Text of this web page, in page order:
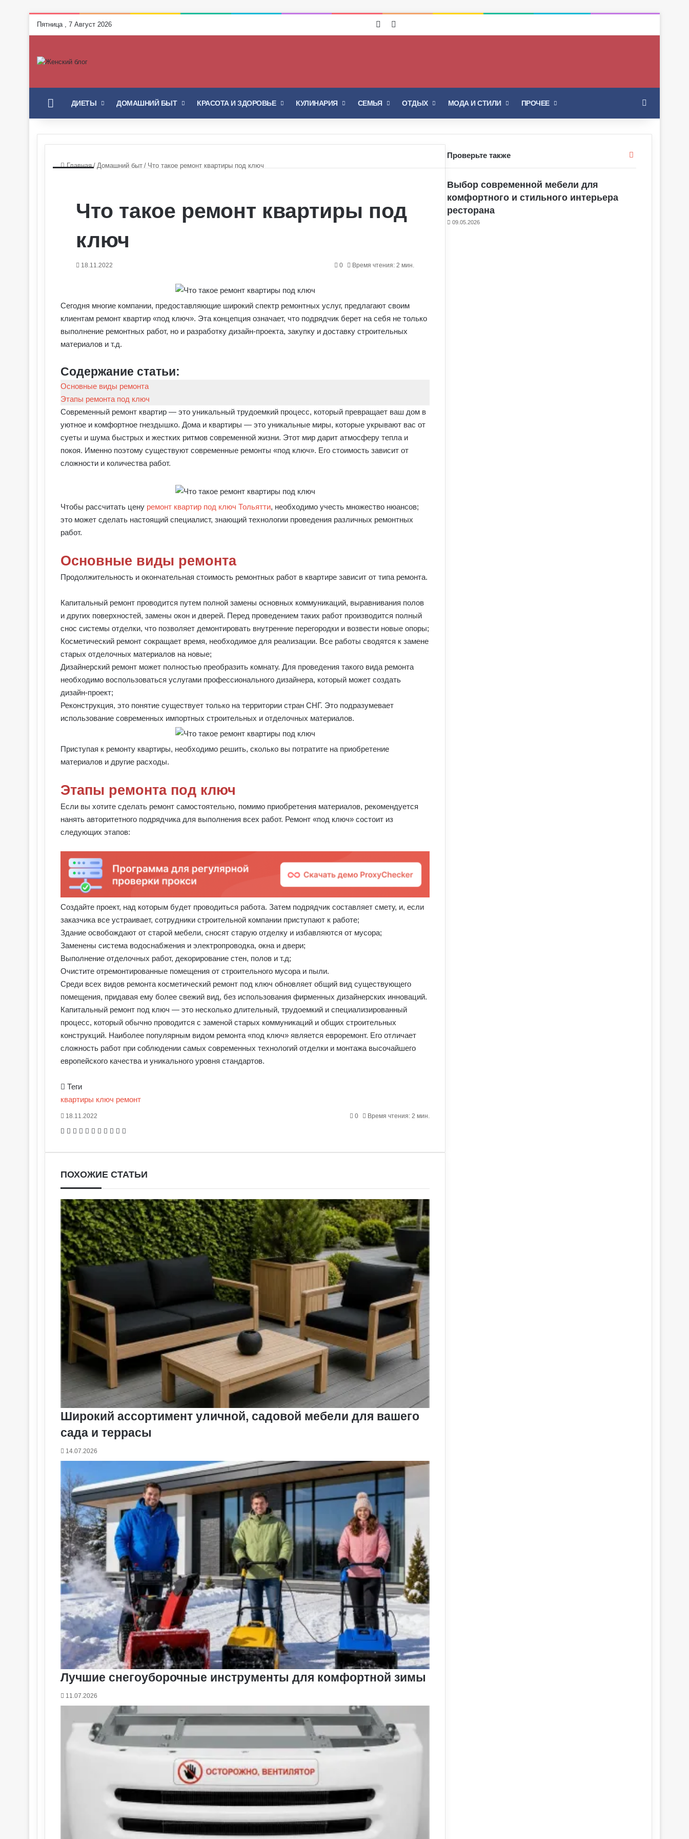
Пятница , 7 Август 2026 Войти
ГЛАВНАЯ
ДИЕТЫ ДОМАШНИЙ БЫТ КРАСОТА И ЗДОРОВЬЕ КУЛИНАРИЯ СЕМЬЯ ОТДЫХ МОДА И СТИЛИ ПРОЧЕЕ
Главная / Домашний быт / Что такое ремонт квартиры под ключ
Что такое ремонт квартиры под
ключ
18.11.2022 0 Время чтения: 2 мин.
Сегодня многие компании, предоставляющие широкий спектр ремонтных услуг, предлагают своим
клиентам ремонт квартир «под ключ». Эта концепция означает, что подрядчик берет на себя не только
выполнение ремонтных работ, но и разработку дизайн-проекта, закупку и доставку строительных
материалов и т.д.
Содержание статьи:
Основные виды ремонта
Этапы ремонта под ключ
Современный ремонт квартир — это уникальный трудоемкий процесс, который превращает ваш дом в
уютное и комфортное гнездышко. Дома и квартиры — это уникальные миры, которые укрывают вас от
суеты и шума быстрых и жестких ритмов современной жизни. Этот мир дарит атмосферу тепла и
покоя. Именно поэтому существуют современные ремонты «под ключ». Его стоимость зависит от
сложности и количества работ.
Чтобы рассчитать цену ремонт квартир под ключ Тольятти, необходимо учесть множество нюансов;
это может сделать настоящий специалист, знающий технологии проведения различных ремонтных
работ.
Основные виды ремонта
Продолжительность и окончательная стоимость ремонтных работ в квартире зависит от типа ремонта.
Капитальный ремонт проводится путем полной замены основных коммуникаций, выравнивания полов
и других поверхностей, замены окон и дверей. Перед проведением таких работ производится полный
снос системы отделки, что позволяет демонтировать внутренние перегородки и возвести новые опоры;
Косметический ремонт сокращает время, необходимое для реализации. Все работы сводятся к замене
старых отделочных материалов на новые;
Дизайнерский ремонт может полностью преобразить комнату. Для проведения такого вида ремонта
необходимо воспользоваться услугами профессионального дизайнера, который может создать
дизайн-проект;
Реконструкция, это понятие существует только на территории стран СНГ. Это подразумевает
использование современных импортных строительных и отделочных материалов.
Приступая к ремонту квартиры, необходимо решить, сколько вы потратите на приобретение
материалов и другие расходы.
Этапы ремонта под ключ
Если вы хотите сделать ремонт самостоятельно, помимо приобретения материалов, рекомендуется
нанять авторитетного подрядчика для выполнения всех работ. Ремонт «под ключ» состоит из
следующих этапов:
Создайте проект, над которым будет проводиться работа. Затем подрядчик составляет смету, и, если
заказчика все устраивает, сотрудники строительной компании приступают к работе;
Здание освобождают от старой мебели, сносят старую отделку и избавляются от мусора;
Заменены система водоснабжения и электропроводка, окна и двери;
Выполнение отделочных работ, декорирование стен, полов и т.д;
Очистите отремонтированные помещения от строительного мусора и пыли.
Среди всех видов ремонта косметический ремонт под ключ обновляет общий вид существующего
помещения, придавая ему более свежий вид, без использования фирменных дизайнерских инноваций.
Капитальный ремонт под ключ — это несколько длительный, трудоемкий и специализированный
процесс, который обычно проводится с заменой старых коммуникаций и общих строительных
конструкций. Наиболее популярным видом ремонта «под ключ» является евроремонт. Его отличает
сложность работ при соблюдении самых современных технологий отделки и монтажа высочайшего
европейского качества и уникального уровня стандартов.
Теги
квартиры ключ ремонт
18.11.2022 0 Время чтения: 2 мин.
Facebook
X Pinterest
Вконтакте
Одноклассники
Messenger
Messenger
WhatsApp
Telegram
Viber
ПОХОЖИЕ СТАТЬИ
Широкий ассортимент уличной, садовой мебели для вашего
сада и террасы
14.07.2026
Лучшие снегоуборочные инструменты для комфортной зимы
11.07.2026
Проверьте также Закрыть
Выбор современной мебели для
комфортного и стильного интерьера
ресторана
09.05.2026